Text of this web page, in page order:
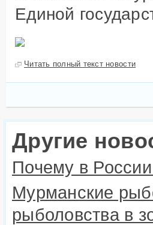
Единой
Читать полный текст новости
Другие
Почему в
Мурманские
рыболовства в